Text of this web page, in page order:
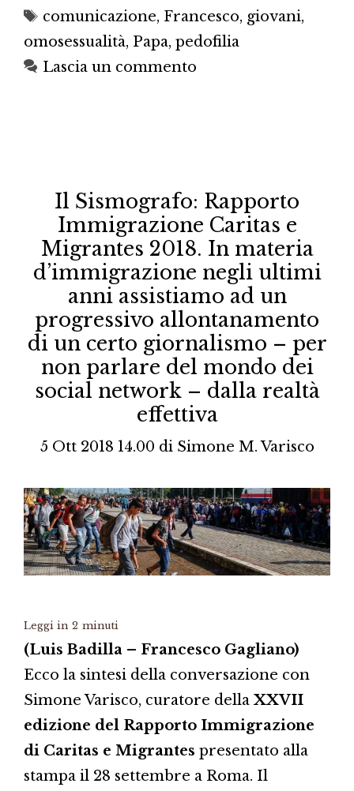
Tag
comunicazione, Francesco, giovani,
omosessualità, Papa, pedofilia
Lascia un commento
Il Sismografo: Rapporto
Immigrazione Caritas e
Migrantes 2018. In materia
d’immigrazione negli ultimi
anni assistiamo ad un
progressivo allontanamento
di un certo giornalismo – per
non parlare del mondo dei
social network – dalla realtà
effettiva
5 Ott 2018 14.00 di Simone M. Varisco
Leggi in 2 minuti
(Luis Badilla – Francesco Gagliano)
Ecco la sintesi della conversazione con
Simone Varisco, curatore della XXVII
edizione del Rapporto Immigrazione
di Caritas e Migrantes presentato alla
stampa il 28 settembre a Roma. Il